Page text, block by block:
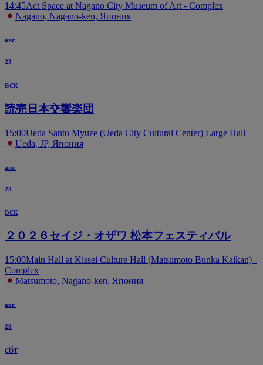
14:45Act Space at Nagano City Museum of Art - Complex
Nagano, Nagano-ken, Япония
авг.
23
вск
読売日本交響楽団
15:00Ueda Santo Myuze (Ueda City Cultural Center) Large Hall
Ueda, JP, Япония
авг.
23
вск
２０２６セイジ・オザワ 松本フェスティバル
15:00Main Hall at Kissei Culture Hall (Matsumoto Bunka Kaikan) -
Complex
Matsumoto, Nagano-ken, Япония
авг.
29
сбт